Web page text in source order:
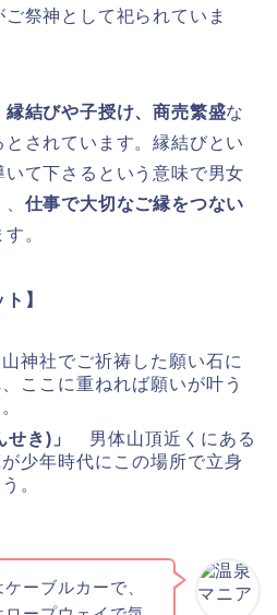
ご祭神として祀られていま
縁結びや子授け、商売繁盛な
されています。縁結びとい
て下さるという意味で男女
仕事で大切なご縁をつない
。
】
神社でご祈祷した願い石に
ここに重ねれば願いが叶う
せき)」
男体山頂近くにある
少年時代にこの場所で立身
。
ーブルカーで、